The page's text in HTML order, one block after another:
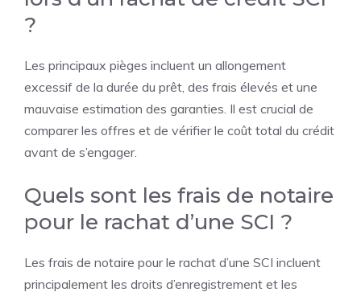
?
Les principaux pièges incluent un allongement
excessif de la durée du prêt, des frais élevés et une
mauvaise estimation des garanties. Il est crucial de
comparer les offres et de vérifier le coût total du crédit
avant de s’engager.
Quels sont les frais de notaire
pour le rachat d’une SCI ?
Les frais de notaire pour le rachat d’une SCI incluent
principalement les droits d’enregistrement et les